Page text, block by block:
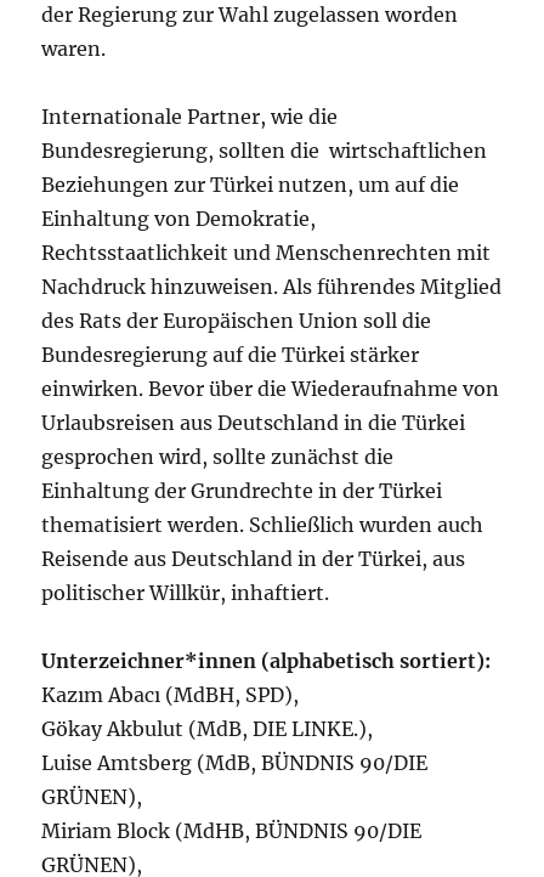
der Regierung zur Wahl zugelassen worden
waren.
Internationale Partner, wie die
Bundesregierung, sollten die wirtschaftlichen
Beziehungen zur Türkei nutzen, um auf die
Einhaltung von Demokratie,
Rechtsstaatlichkeit und Menschenrechten mit
Nachdruck hinzuweisen. Als führendes Mitglied
des Rats der Europäischen Union soll die
Bundesregierung auf die Türkei stärker
einwirken. Bevor über die Wiederaufnahme von
Urlaubsreisen aus Deutschland in die Türkei
gesprochen wird, sollte zunächst die
Einhaltung der Grundrechte in der Türkei
thematisiert werden. Schließlich wurden auch
Reisende aus Deutschland in der Türkei, aus
politischer Willkür, inhaftiert.
Unterzeichner*innen (alphabetisch sortiert):
Kazım Abacı (MdBH, SPD),
Gökay Akbulut (MdB, DIE LINKE.),
Luise Amtsberg (MdB, BÜNDNIS 90/DIE
GRÜNEN),
Miriam Block (MdHB, BÜNDNIS 90/DIE
GRÜNEN),